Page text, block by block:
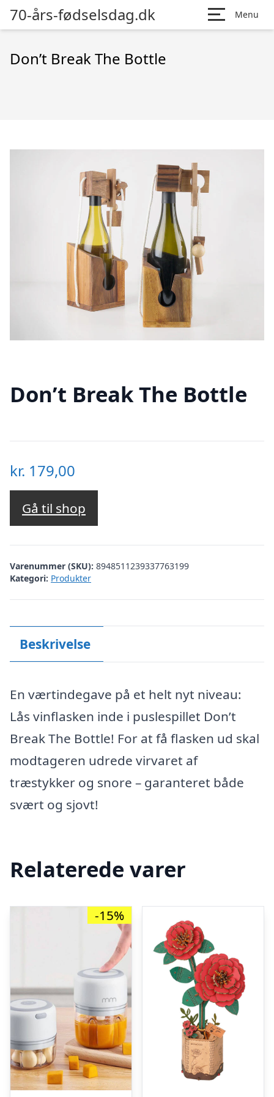
70-års-fødselsdag.dk Menu
Don’t Break The Bottle
Don’t Break The Bottle
kr. 179,00
Gå til shop
Varenummer (SKU): 8948511239337763199
Kategori: Produkter
Beskrivelse
En værtindegave på et helt nyt niveau:
Lås vinflasken inde i puslespillet Don’t
Break The Bottle! For at få flasken ud skal
modtageren udrede virvaret af
træstykker og snore – garanteret både
svært og sjovt!
Relaterede varer
-15%